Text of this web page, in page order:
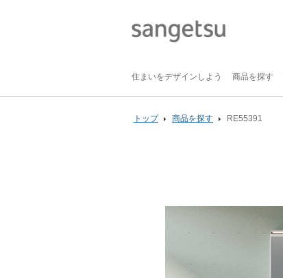
住まいをデザインしよう 商品を探す
トップ 商品を探す RE55391